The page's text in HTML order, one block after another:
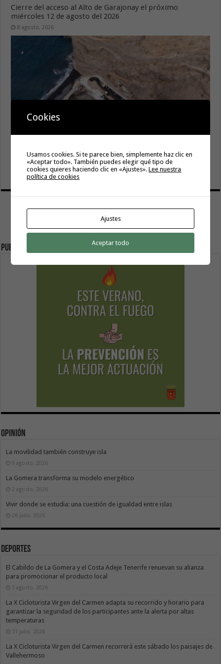
Cierre del acceso al Alto de Garajonay el próximo
miércoles 12 de agosto del 2026
8 agosto, 2026
El Cabildo inicia la fase final de la adecuación del entorno
de La Rajita con la pavimentación de los aparcamientos
8 agosto, 2026
Publicidad
Opinión
La movilidad también construye isla
9 agosto, 2026
La Gomera transforma su modelo energético
2 agosto, 2026
Vivir donde se estudia: una cuestión de igualdad entre islas
26 julio, 2026
Deportes
El Cabildo de La Gomera y el Costa Adeje Tenerife renuevan su alianza
para promocionar el producto local
3 agosto, 2026
La X Cicloturista Virgen del Carmen adapta su recorrido y horario para
garantizar la seguridad de los participantes ante la alerta por altas
temperaturas
31 julio, 2026
La X Cicloturista Virgen del Carmen recorrerá este sábado los paisajes de
Vallehermoso
Cookies
Usamos cookies. Si te parece bien, simplemente haz clic en
«Aceptar todo». También puedes elegir qué tipo de
cookies quieres haciendo clic en «Ajustes».Lee nuestra
política de cookies
Ajustes
Aceptar todo